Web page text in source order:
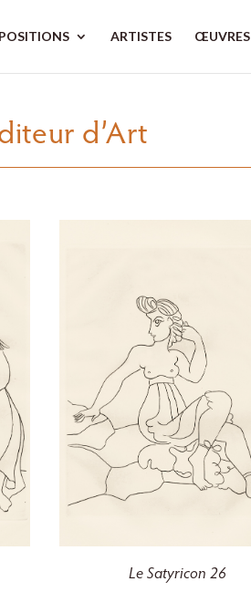
ARTISTES ŒUVRES
d’Art
Le Satyricon 26